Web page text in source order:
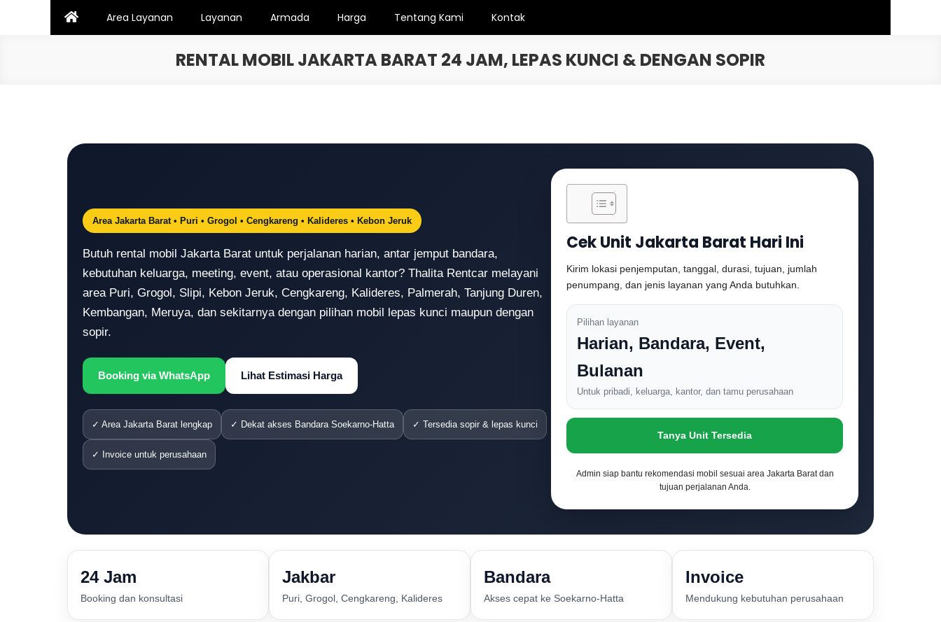
Area Layanan Layanan Armada Harga Tentang Kami Kontak
RENTAL MOBIL JAKARTA BARAT 24 JAM, LEPAS KUNCI & DENGAN SOPIR
Area Jakarta Barat • Puri • Grogol • Cengkareng • Kalideres • Kebon Jeruk
Butuh rental mobil Jakarta Barat untuk perjalanan harian, antar jemput bandara,
kebutuhan keluarga, meeting, event, atau operasional kantor? Thalita Rentcar melayani
area Puri, Grogol, Slipi, Kebon Jeruk, Cengkareng, Kalideres, Palmerah, Tanjung Duren,
Kembangan, Meruya, dan sekitarnya dengan pilihan mobil lepas kunci maupun dengan
sopir.
Booking via WhatsApp Lihat Estimasi Harga
✓ Area Jakarta Barat lengkap ✓ Dekat akses Bandara Soekarno-Hatta ✓ Tersedia sopir & lepas kunci
✓ Invoice untuk perusahaan
Cek Unit Jakarta Barat Hari Ini
Kirim lokasi penjemputan, tanggal, durasi, tujuan, jumlah
penumpang, dan jenis layanan yang Anda butuhkan.
Pilihan layanan
Harian, Bandara, Event,
Bulanan
Untuk pribadi, keluarga, kantor, dan tamu perusahaan
Tanya Unit Tersedia
Admin siap bantu rekomendasi mobil sesuai area Jakarta Barat dan
tujuan perjalanan Anda.
24 Jam
Booking dan konsultasi
Jakbar
Puri, Grogol, Cengkareng, Kalideres
Bandara
Akses cepat ke Soekarno-Hatta
Invoice
Mendukung kebutuhan perusahaan